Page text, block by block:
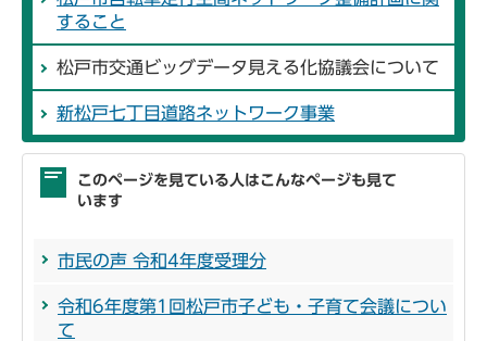
すること
松戸市交通ビッグデータ見える化協議会について
新松戸七丁目道路ネットワーク事業
このページを見ている人はこんなページも見て
います
市民の声 令和4年度受理分
令和6年度第1回松戸市子ども・子育て会議につい
て